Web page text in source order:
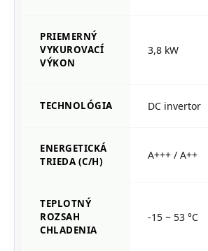
PRIEMERNÝ
VYKUROVACÍ
VÝKON
3,8 kW
TECHNOLÓGIA DC invertor
ENERGETICKÁ
TRIEDA (C/H)
A+++ / A++
TEPLOTNÝ
ROZSAH
CHLADENIA
-15 ~ 53 °C